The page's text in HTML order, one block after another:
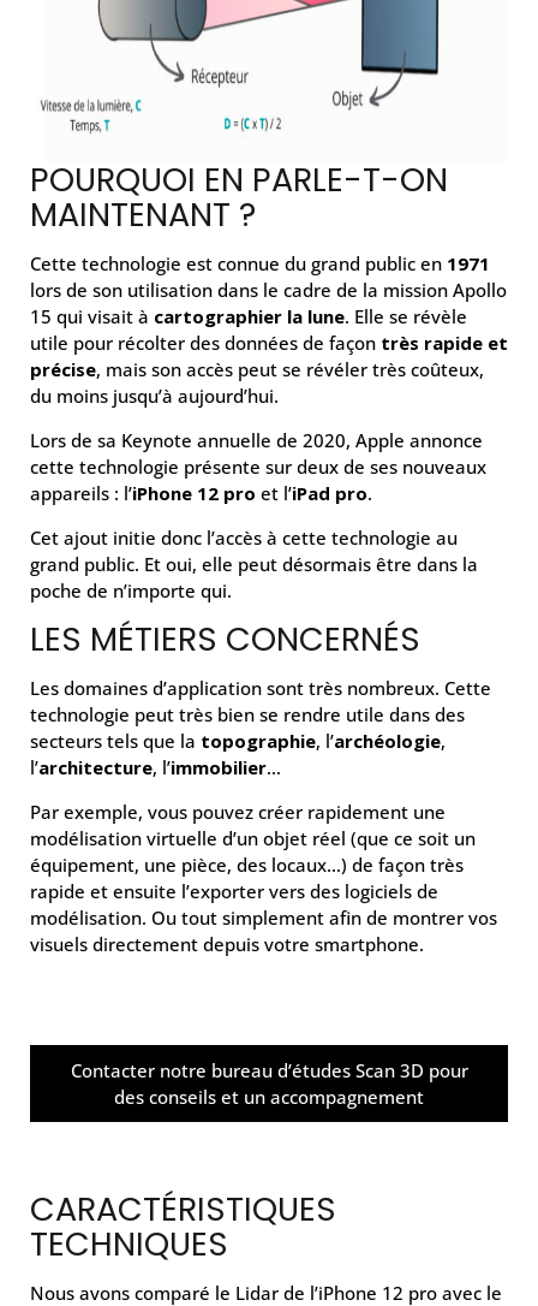
POURQUOI EN PARLE-T-ON
MAINTENANT ?
Cette technologie est connue du grand public en 1971
lors de son utilisation dans le cadre de la mission Apollo
15 qui visait à cartographier la lune. Elle se révèle
utile pour récolter des données de façon très rapide et
précise, mais son accès peut se révéler très coûteux,
du moins jusqu’à aujourd’hui.
Lors de sa Keynote annuelle de 2020, Apple annonce
cette technologie présente sur deux de ses nouveaux
appareils : l’iPhone 12 pro et l’iPad pro.
Cet ajout initie donc l’accès à cette technologie au
grand public. Et oui, elle peut désormais être dans la
poche de n’importe qui.
LES MÉTIERS CONCERNÉS
Les domaines d’application sont très nombreux. Cette
technologie peut très bien se rendre utile dans des
secteurs tels que la topographie, l’archéologie,
l’architecture, l’immobilier…
Par exemple, vous pouvez créer rapidement une
modélisation virtuelle d’un objet réel (que ce soit un
équipement, une pièce, des locaux…) de façon très
rapide et ensuite l’exporter vers des logiciels de
modélisation. Ou tout simplement afin de montrer vos
visuels directement depuis votre smartphone.
Contacter notre bureau d’études Scan 3D pour
des conseils et un accompagnement
CARACTÉRISTIQUES
TECHNIQUES
Nous avons comparé le Lidar de l’iPhone 12 pro avec le